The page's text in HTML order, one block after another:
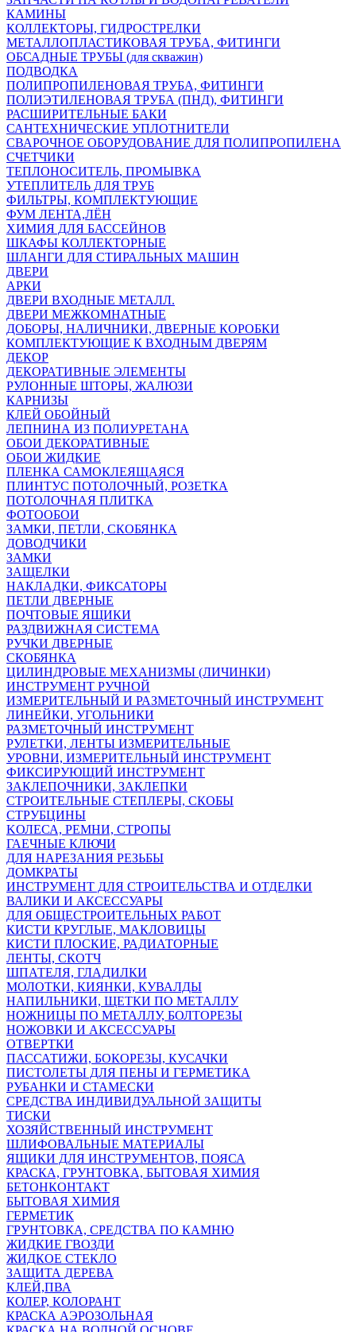
КАМИНЫ
КОЛЛЕКТОРЫ, ГИДРОСТРЕЛКИ
МЕТАЛЛОПЛАСТИКОВАЯ ТРУБА, ФИТИНГИ
ОБСАДНЫЕ ТРУБЫ (для скважин)
ПОДВОДКА
ПОЛИПРОПИЛЕНОВАЯ ТРУБА, ФИТИНГИ
ПОЛИЭТИЛЕНОВАЯ ТРУБА (ПНД), ФИТИНГИ
РАСШИРИТЕЛЬНЫЕ БАКИ
САНТЕХНИЧЕСКИЕ УПЛОТНИТЕЛИ
СВАРОЧНОЕ ОБОРУДОВАНИЕ ДЛЯ ПОЛИПРОПИЛЕНА
СЧЕТЧИКИ
ТЕПЛОНОСИТЕЛЬ, ПРОМЫВКА
УТЕПЛИТЕЛЬ ДЛЯ ТРУБ
ФИЛЬТРЫ, КОМПЛЕКТУЮЩИЕ
ФУМ ЛЕНТА,ЛЁН
ХИМИЯ ДЛЯ БАССЕЙНОВ
ШКАФЫ КОЛЛЕКТОРНЫЕ
ШЛАНГИ ДЛЯ СТИРАЛЬНЫХ МАШИН
ДВЕРИ
АРКИ
ДВЕРИ ВХОДНЫЕ МЕТАЛЛ.
ДВЕРИ МЕЖКОМНАТНЫЕ
ДОБОРЫ, НАЛИЧНИКИ, ДВЕРНЫЕ КОРОБКИ
КОМПЛЕКТУЮЩИЕ К ВХОДНЫМ ДВЕРЯМ
ДЕКОР
ДЕКОРАТИВНЫЕ ЭЛЕМЕНТЫ
РУЛОННЫЕ ШТОРЫ, ЖАЛЮЗИ
КАРНИЗЫ
КЛЕЙ ОБОЙНЫЙ
ЛЕПНИНА ИЗ ПОЛИУРЕТАНА
ОБОИ ДЕКОРАТИВНЫЕ
ОБОИ ЖИДКИЕ
ПЛЕНКА САМОКЛЕЯЩАЯСЯ
ПЛИНТУС ПОТОЛОЧНЫЙ, РОЗЕТКА
ПОТОЛОЧНАЯ ПЛИТКА
ФОТООБОИ
ЗАМКИ, ПЕТЛИ, СКОБЯНКА
ДОВОДЧИКИ
ЗАМКИ
ЗАЩЕЛКИ
НАКЛАДКИ, ФИКСАТОРЫ
ПЕТЛИ ДВЕРНЫЕ
ПОЧТОВЫЕ ЯЩИКИ
РАЗДВИЖНАЯ СИСТЕМА
РУЧКИ ДВЕРНЫЕ
СКОБЯНКА
ЦИЛИНДРОВЫЕ МЕХАНИЗМЫ (ЛИЧИНКИ)
ИНСТРУМЕНТ РУЧНОЙ
ИЗМЕРИТЕЛЬНЫЙ И РАЗМЕТОЧНЫЙ ИНСТРУМЕНТ
ЛИНЕЙКИ, УГОЛЬНИКИ
РАЗМЕТОЧНЫЙ ИНСТРУМЕНТ
РУЛЕТКИ, ЛЕНТЫ ИЗМЕРИТЕЛЬНЫЕ
УРОВНИ, ИЗМЕРИТЕЛЬНЫЙ ИНСТРУМЕНТ
ФИКСИРУЮЩИЙ ИНСТРУМЕНТ
ЗАКЛЕПОЧНИКИ, ЗАКЛЕПКИ
СТРОИТЕЛЬНЫЕ СТЕПЛЕРЫ, СКОБЫ
СТРУБЦИНЫ
KОЛЕСА, РЕМНИ, СТРОПЫ
ГАЕЧНЫЕ КЛЮЧИ
ДЛЯ НАРЕЗАНИЯ РЕЗЬБЫ
ДОМКРАТЫ
ИНСТРУМЕНТ ДЛЯ СТРОИТЕЛЬСТВА И ОТДЕЛКИ
ВАЛИКИ И АКСЕССУАРЫ
ДЛЯ ОБЩЕСТРОИТЕЛЬНЫХ РАБОТ
КИСТИ КРУГЛЫЕ, МАКЛОВИЦЫ
КИСТИ ПЛОСКИЕ, РАДИАТОРНЫЕ
ЛЕНТЫ, СКОТЧ
ШПАТЕЛЯ, ГЛАДИЛКИ
МОЛОТКИ, КИЯНКИ, КУВАЛДЫ
НАПИЛЬНИКИ, ЩЕТКИ ПО МЕТАЛЛУ
НОЖНИЦЫ ПО МЕТАЛЛУ, БОЛТОРЕЗЫ
НОЖОВКИ И АКСЕССУАРЫ
ОТВЕРТКИ
ПАССАТИЖИ, БОКОРЕЗЫ, КУСАЧКИ
ПИСТОЛЕТЫ ДЛЯ ПЕНЫ И ГЕРМЕТИКА
РУБАНКИ И СТАМЕСКИ
СРЕДСТВА ИНДИВИДУАЛЬНОЙ ЗАЩИТЫ
ТИСКИ
ХОЗЯЙСТВЕННЫЙ ИНСТРУМЕНТ
ШЛИФОВАЛЬНЫЕ МАТЕРИАЛЫ
ЯЩИКИ ДЛЯ ИНСТРУМЕНТОВ, ПОЯСА
КРАСКА, ГРУНТОВКА, БЫТОВАЯ ХИМИЯ
БЕТОНКОНТАКТ
БЫТОВАЯ ХИМИЯ
ГЕРМЕТИК
ГРУНТОВКА, СРЕДСТВА ПО КАМНЮ
ЖИДКИЕ ГВОЗДИ
ЖИДКОЕ СТЕКЛО
ЗАЩИТА ДЕРЕВА
КЛЕЙ,ПВА
КОЛЕР, КОЛОРАНТ
КРАСКА АЭРОЗОЛЬНАЯ